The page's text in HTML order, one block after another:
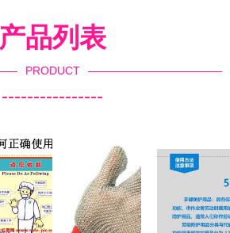
产品列表
PRODUCT
----------------